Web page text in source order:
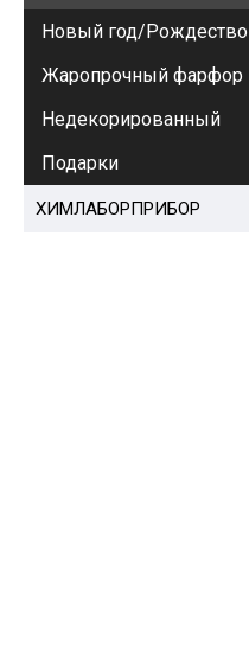
Новый год/Рождество
Жаропрочный фарфор
Недекорированный
Подарки
ХИМЛАБОРПРИБОР